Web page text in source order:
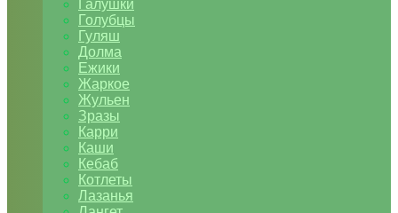
Галушки
Голубцы
Гуляш
Долма
Ежики
Жаркое
Жульен
Зразы
Карри
Каши
Кебаб
Котлеты
Лазанья